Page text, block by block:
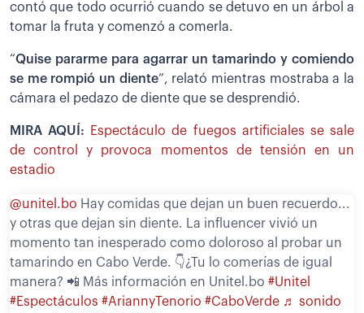
contó que todo ocurrió cuando se detuvo en un árbol a
tomar la fruta y comenzó a comerla.
“Quise pararme para agarrar un tamarindo y comiendo
se me rompió un diente”, relató mientras mostraba a la
cámara el pedazo de diente que se desprendió.
MIRA AQUÍ:
Espectáculo de fuegos artificiales se sale
de control y provoca momentos de tensión en un
estadio
@unitel.bo Hay comidas que dejan un buen recuerdo...
y otras que dejan sin diente. La influencer vivió un
momento tan inesperado como doloroso al probar un
tamarindo en Cabo Verde. 👇¿Tu lo comerías de igual
manera? 📲 Más información en Unitel.bo #Unitel
#Espectáculos #AriannyTenorio #CaboVerde ♬ sonido